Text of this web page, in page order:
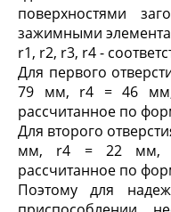
поверхностями
зажимными
r1, r2, r3, r4-
Для первого
79 мм, r4 = 46
рассчитанное по
Для второго
мм, r4 = 22 мм,
рассчитанное по
Поэтому для